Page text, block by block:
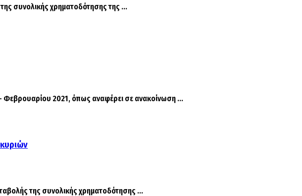
συνολικής χρηματοδότησης της ...
Φεβρουαρίου 2021, όπως αναφέρει σε ανακοίνωση ...
της συνολικής χρηματοδότησης ...